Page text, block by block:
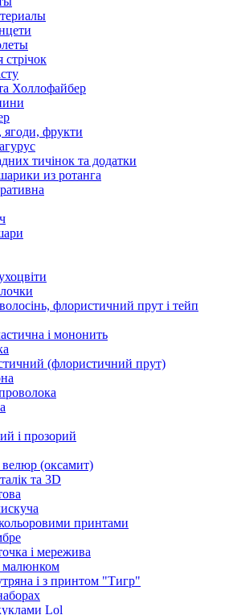
Холлофайбер
ягоди, фрукти
тичінок та додатки
из ротанга
флористичний прут і тейп
і мононить
(флористичний прут)
і прозорий
велюр (оксамит)
та 3D
принтами
і мережива
малюнком
і з принтом "Тигр"
Lol